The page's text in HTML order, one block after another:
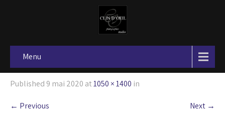
Menu
Published 9 mai 2020 at1050 × 1400 in
← Previous Next →